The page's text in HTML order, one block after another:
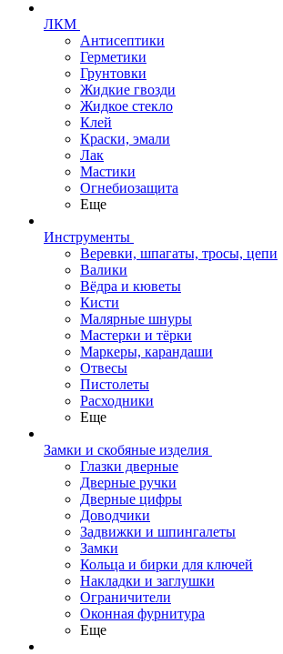
ЛКМ
Антисептики
Герметики
Грунтовки
Жидкие гвозди
Жидкое стекло
Клей
Краски, эмали
Лак
Мастики
Огнебиозащита
Еще
Инструменты
Веревки, шпагаты, тросы, цепи
Валики
Вёдра и кюветы
Кисти
Малярные шнуры
Мастерки и тёрки
Маркеры, карандаши
Отвесы
Пистолеты
Расходники
Еще
Замки и скобяные изделия
Глазки дверные
Дверные ручки
Дверные цифры
Доводчики
Задвижки и шпингалеты
Замки
Кольца и бирки для ключей
Накладки и заглушки
Ограничители
Оконная фурнитура
Еще